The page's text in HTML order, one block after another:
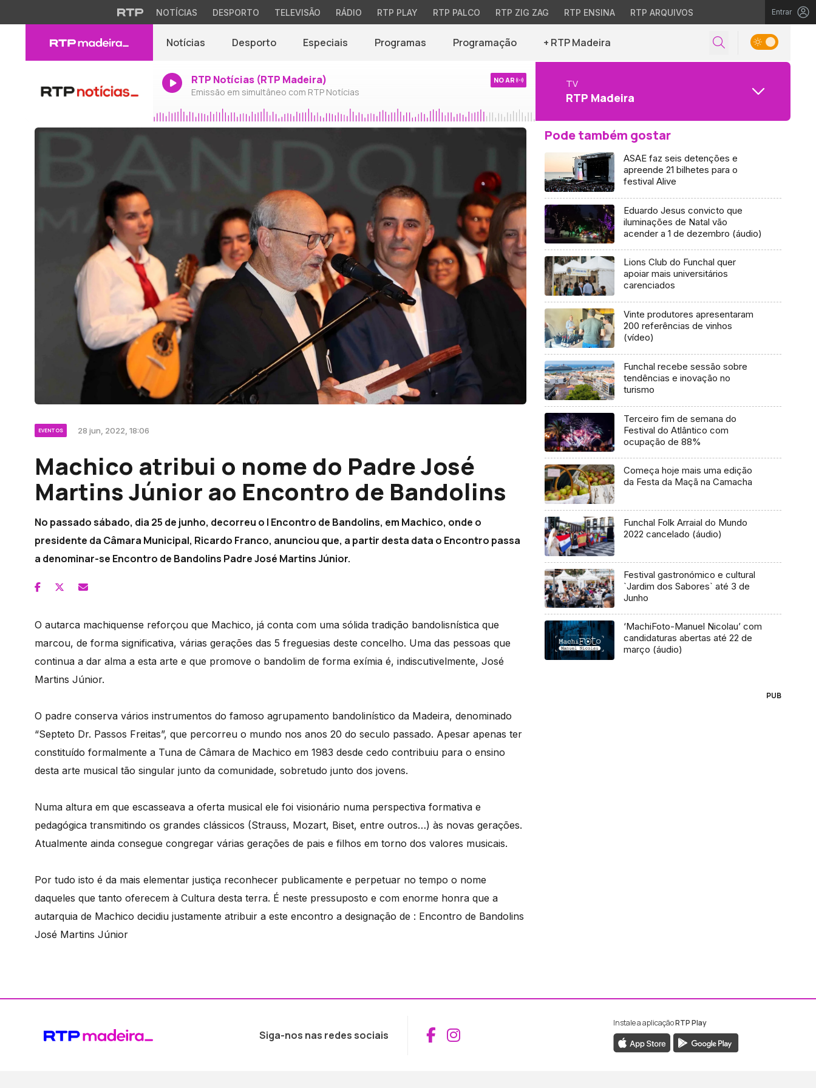
NOTÍCIAS DESPORTO TELEVISÃO RÁDIO RTP PLAY RTP PALCO RTP ZIG ZAG RTP ENSINA RTP ARQUIVOS Entrar
Notícias Desporto Especiais Programas Programação + RTP Madeira
RTP Notícias (RTP Madeira)
Emissão em simultâneo com RTP Notícias
NO AR TV
RTP Madeira
EVENTOS 28 jun, 2022, 18:06
Machico atribui o nome do Padre José
Martins Júnior ao Encontro de Bandolins
No passado sábado, dia 25 de junho, decorreu o I Encontro de Bandolins, em Machico, onde o
presidente da Câmara Municipal, Ricardo Franco, anunciou que, a partir desta data o Encontro passa
a denominar-se Encontro de Bandolins Padre José Martins Júnior.
O autarca machiquense reforçou que Machico, já conta com uma sólida tradição bandolisnística que
marcou, de forma significativa, várias gerações das 5 freguesias deste concelho. Uma das pessoas que
continua a dar alma a esta arte e que promove o bandolim de forma exímia é, indiscutivelmente, José
Martins Júnior.
O padre conserva vários instrumentos do famoso agrupamento bandolinístico da Madeira, denominado
“Septeto Dr. Passos Freitas”, que percorreu o mundo nos anos 20 do seculo passado. Apesar apenas ter
constituído formalmente a Tuna de Câmara de Machico em 1983 desde cedo contribuiu para o ensino
desta arte musical tão singular junto da comunidade, sobretudo junto dos jovens.
Numa altura em que escasseava a oferta musical ele foi visionário numa perspectiva formativa e
pedagógica transmitindo os grandes clássicos (Strauss, Mozart, Biset, entre outros…) às novas gerações.
Atualmente ainda consegue congregar várias gerações de pais e filhos em torno dos valores musicais.
Por tudo isto é da mais elementar justiça reconhecer publicamente e perpetuar no tempo o nome
daqueles que tanto oferecem à Cultura desta terra. É neste pressuposto e com enorme honra que a
autarquia de Machico decidiu justamente atribuir a este encontro a designação de : Encontro de Bandolins
José Martins Júnior
Pode também gostar
ASAE faz seis detenções e
apreende 21 bilhetes para o
festival Alive
Eduardo Jesus convicto que
iluminações de Natal vão
acender a 1 de dezembro (áudio)
Lions Club do Funchal quer
apoiar mais universitários
carenciados
Vinte produtores apresentaram
200 referências de vinhos
(vídeo)
Funchal recebe sessão sobre
tendências e inovação no
turismo
Terceiro fim de semana do
Festival do Atlântico com
ocupação de 88%
Começa hoje mais uma edição
da Festa da Maçã na Camacha
Funchal Folk Arraial do Mundo
2022 cancelado (áudio)
Festival gastronómico e cultural
`Jardim dos Sabores` até 3 de
Junho
‘MachiFoto-Manuel Nicolau’ com
candidaturas abertas até 22 de
março (áudio)
PUB
Siga-nos nas redes sociais Aceder ao Facebook da RTP Madeira
Aceder ao Instagram da RTP Madeira
Instale a aplicaçãoRTP Play